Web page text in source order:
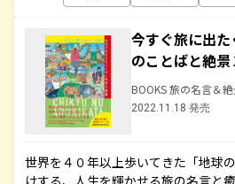
今すぐ旅に出
のことばと絶景
BOOKS 旅の名言＆
2022.11.18 発売
世界を４０年以上歩いてきた「地球
けする、人生を輝かせる旅の名言と